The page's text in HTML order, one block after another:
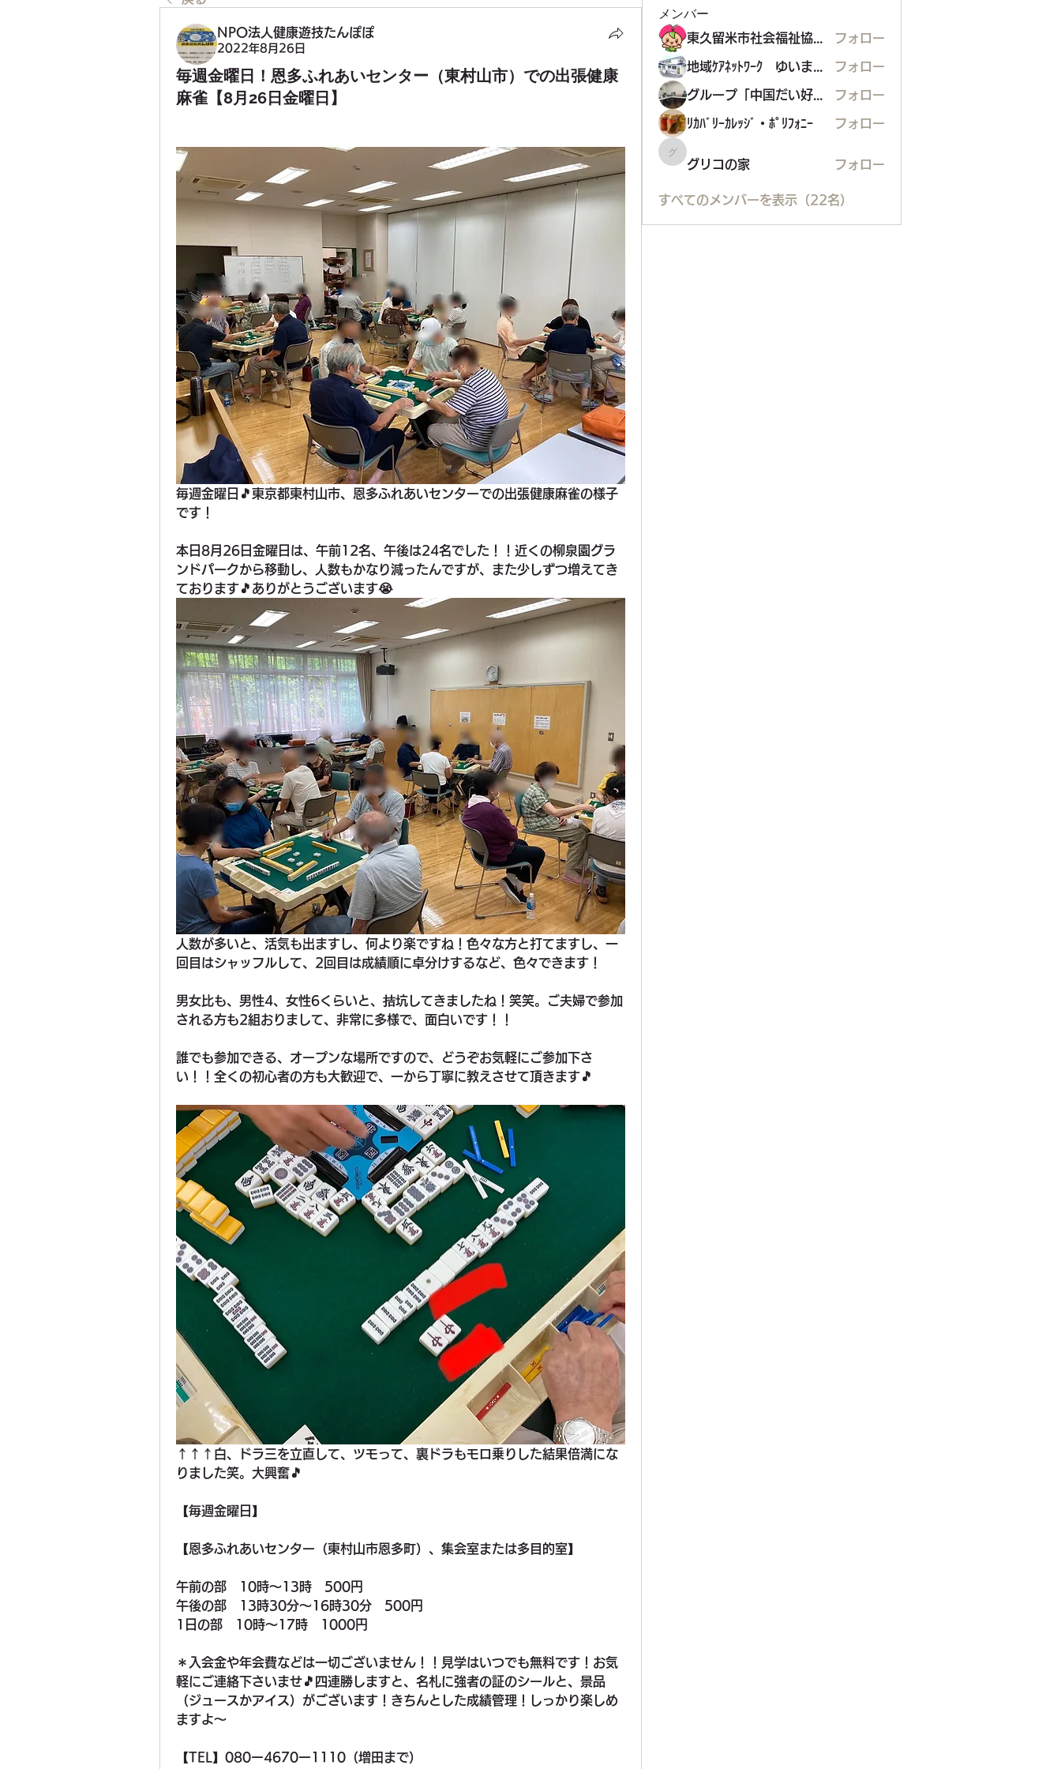
NPO法人健康遊技たんぽぽ
2022年8月26日
毎週金曜日！恩多ふれあいセンター（東村山市）での出張健康
麻雀【8月26日金曜日】
毎週金曜日🎵東京都東村山市、恩多ふれあいセンターでの出張健康麻雀の様子
です！
本日8月26日金曜日は、午前12名、午後は24名でした！！近くの柳泉園グラ
ンドパークから移動し、人数もかなり減ったんですが、また少しずつ増えてき
ております🎵ありがとうございます😭
人数が多いと、活気も出ますし、何より楽ですね！色々な方と打てますし、一
回目はシャッフルして、2回目は成績順に卓分けするなど、色々できます！
男女比も、男性4、女性6くらいと、拮坑してきましたね！笑笑。ご夫婦で参加
される方も2組おりまして、非常に多様で、面白いです！！
誰でも参加できる、オープンな場所ですので、どうぞお気軽にご参加下さ
い！！全くの初心者の方も大歓迎で、一から丁寧に教えさせて頂きます🎵
↑↑↑白、ドラ三を立直して、ツモって、裏ドラもモロ乗りした結果倍満にな
りました笑。大興奮🎵
【毎週金曜日】
【恩多ふれあいセンター（東村山市恩多町）、集会室または多目的室】
午前の部　10時〜13時　500円
午後の部　13時30分〜16時30分　500円
1日の部　10時〜17時　1000円
＊入会金や年会費などは一切ございません！！見学はいつでも無料です！お気
軽にご連絡下さいませ🎵四連勝しますと、名札に強者の証のシールと、景品
（ジュースかアイス）がございます！きちんとした成績管理！しっかり楽しめ
ますよ〜
【TEL】080ー4670ー1110（増田まで）
メンバー
東久留米市社会福祉協議会 フォロー
フォロー
グループ「中国だい好き」 フォロー
ﾘｶﾊﾞﾘｰｶﾚｯｼﾞ・ﾎﾟﾘﾌｫﾆｰ フォロー
グリコの家
グリコの家 フォロー
すべてのメンバーを表示（22名）